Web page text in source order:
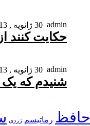
admin 30 ژانویه , 2013
حکایت کنند
admin 30 ژانویه , 2013
شنیدم که یک
حافظ رماتیسم زردی